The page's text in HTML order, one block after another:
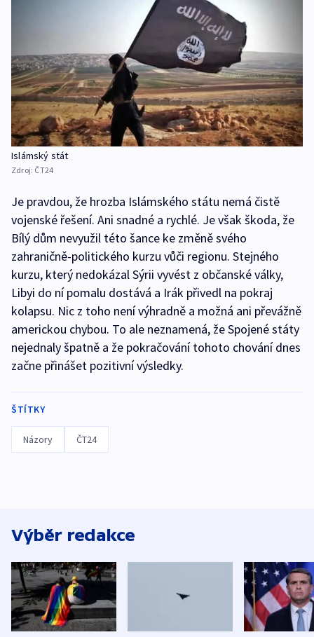
Islámský stát
Zdroj: ČT24
Je pravdou, že hrozba Islámského státu nemá čistě
vojenské řešení. Ani snadné a rychlé. Je však škoda, že
Bílý dům nevyužil této šance ke změně svého
zahraničně-politického kurzu vůči regionu. Stejného
kurzu, který nedokázal Sýrii vyvést z občanské války,
Libyi do ní pomalu dostává a Irák přivedl na pokraj
kolapsu. Nic z toho není výhradně a možná ani převážně
americkou chybou. To ale neznamená, že Spojené státy
nejednaly špatně a že pokračování tohoto chování dnes
začne přinášet pozitivní výsledky.
ŠTÍTKY
Názory ČT24
Výběr redakce